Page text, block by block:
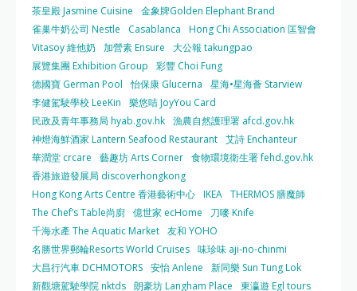
茶皇殿 Jasmine Cuisine
金象牌Golden Elephant Brand
雀巢牛奶公司 Nestle
Casablanca
Hong Chi Association 匡智會
Vitasoy 維他奶
加營素 Ensure
大公報 takungpao
展覽集團 Exhibition Group
彩豐 Choi Fung
德國寶 German Pool
怡保康 Glucerna
星海•星海薈 Starview
李健駕駛學校 LeeKin
樂悠咭 JoyYou Card
民政及青年事務局 hyab.gov.hk 漁農自然護理署 afcd.gov.hk
神燈海鮮酒家 Lantern Seafood Restaurant 艾詩 Enchanteur
華潤堂 crcare
藝趣坊 Arts Corner 食物環境衛生署 fehd.gov.hk
香港旅遊發展局 discoverhongkong
Hong Kong Arts Centre 香港藝術中心 IKEA THERMOS 膳魔師
The Chef’s Table尚廚 億世家 ecHome
刀嘜 Knife
千海水產 The Aquatic Market 友和 YOHO
名勝世界郵輪Resorts World Cruises 味珍味 aji-no-chinmi
大昌行汽車 DCHMOTORS 安怡 Anlene
新同樂 Sun Tung Lok
新觀塘駕駛學院 nktds 朗豪坊 Langham Place
東瀛遊 Egl tours